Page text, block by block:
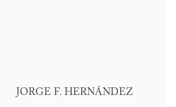
JORGE F. HERNÁNDEZ